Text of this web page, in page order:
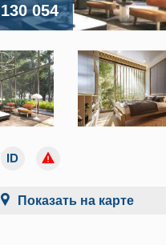
054
Показать на карте